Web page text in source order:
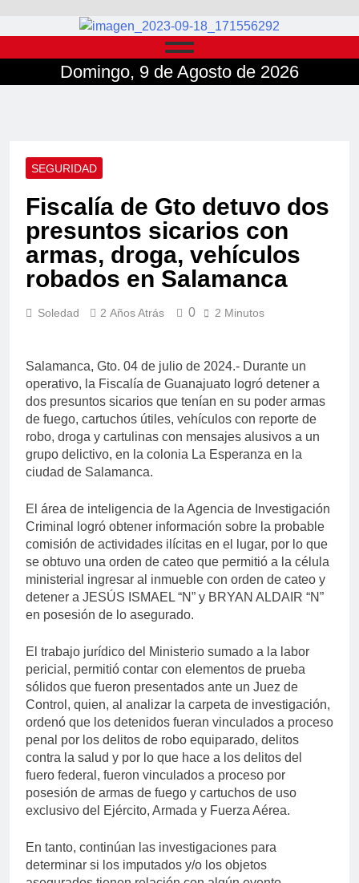
Domingo, 9 de Agosto de 2026
SEGURIDAD
Fiscalía de Gto detuvo dos
presuntos sicarios con
armas, droga, vehículos
robados en Salamanca
Soledad 2 Años Atrás 0 2 Minutos
Salamanca, Gto. 04 de julio de 2024.- Durante un
operativo, la Fiscalía de Guanajuato logró detener a
dos presuntos sicarios que tenían en su poder armas
de fuego, cartuchos útiles, vehículos con reporte de
robo, droga y cartulinas con mensajes alusivos a un
grupo delictivo, en la colonia La Esperanza en la
ciudad de Salamanca.
El área de inteligencia de la Agencia de Investigación
Criminal logró obtener información sobre la probable
comisión de actividades ilícitas en el lugar, por lo que
se obtuvo una orden de cateo que permitió a la célula
ministerial ingresar al inmueble con orden de cateo y
detener a JESÚS ISMAEL “N” y BRYAN ALDAIR “N”
en posesión de lo asegurado.
El trabajo jurídico del Ministerio sumado a la labor
pericial, permitió contar con elementos de prueba
sólidos que fueron presentados ante un Juez de
Control, quien, al analizar la carpeta de investigación,
ordenó que los detenidos fueran vinculados a proceso
penal por los delitos de robo equiparado, delitos
contra la salud y por lo que hace a los delitos del
fuero federal, fueron vinculados a proceso por
posesión de armas de fuego y cartuchos de uso
exclusivo del Ejército, Armada y Fuerza Aérea.
En tanto, continúan las investigaciones para
determinar si los imputados y/o los objetos